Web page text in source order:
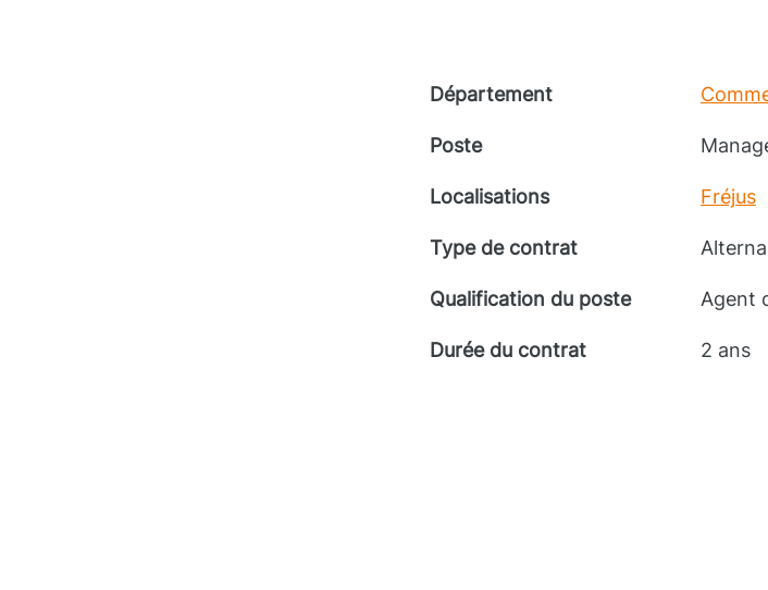
Département
Poste
Localisations Fréjus
Type de contrat
Qualification du poste Agent
Durée du contrat 2 ans